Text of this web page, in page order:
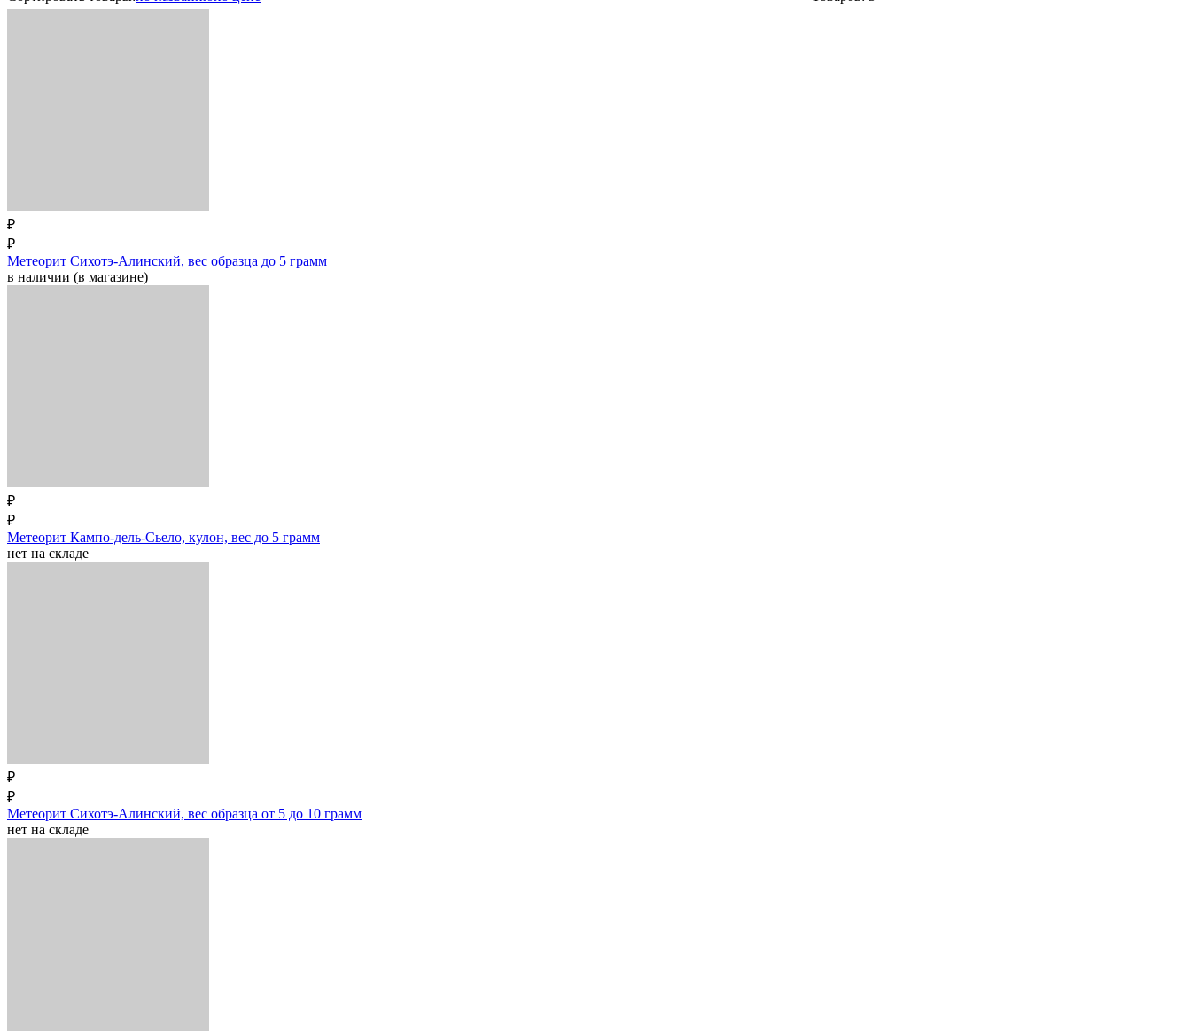
₽
₽
Метеорит Сихотэ-Алинский, вес образца до 5 грамм
в наличии (в магазине)
₽
₽
Метеорит Кампо-дель-Сьело, кулон, вес до 5 грамм
нет на складе
₽
₽
Метеорит Сихотэ-Алинский, вес образца от 5 до 10 грамм
нет на складе